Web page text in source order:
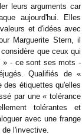
leurs arguments car
aujourd'hui. Elles
et d'idées avec
Marguerite Stern, il
que ceux qui
» - ce sont ses mots -
Qualifiés de «
étiquettes qu'elles
par une « tolérance
tolérantes et
avec une frange
l'invective.